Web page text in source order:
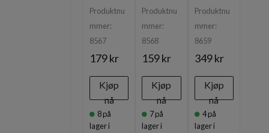
Produktnu
mmer:
8567
179 kr
Kjøp
nå
8på
lager i
Produktnu
mmer:
8568
159 kr
Kjøp
nå
7på
lager i
Produktnu
mmer:
8659
349 kr
Kjøp
nå
4 på
lager i